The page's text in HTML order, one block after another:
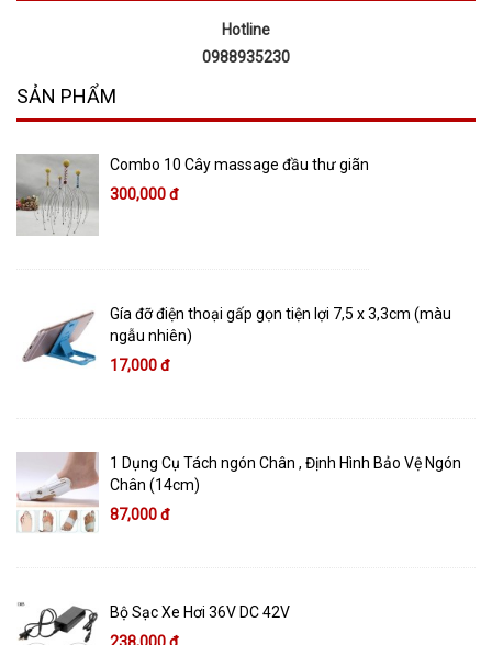
Hotline
0988935230
SẢN PHẨM
Combo 10 Cây massage đầu thư giãn
300,000 đ
Gía đỡ điện thoại gấp gọn tiện lợi 7,5 x 3,3cm (màu
ngẫu nhiên)
17,000 đ
1 Dụng Cụ Tách ngón Chân , Định Hình Bảo Vệ Ngón
Chân (14cm)
87,000 đ
Bộ Sạc Xe Hơi 36V DC 42V